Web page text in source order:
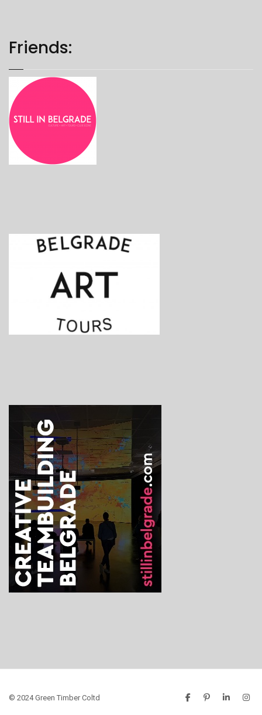
Friends:
© 2024 Green Timber Coltd